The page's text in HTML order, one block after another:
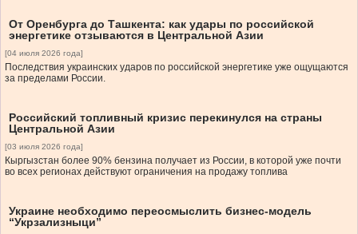
От Оренбурга до Ташкента: как удары по российской
энергетике отзываются в Центральной Азии
[04 июля 2026 года]
Последствия украинских ударов по российской энергетике уже ощущаются
за пределами России.
Российский топливный кризис перекинyлся на страны
Центральной Азии
[03 июля 2026 года]
Кыргызстан более 90% бензина получает из России, в которой уже почти
во всех регионах действуют ограничения на продажу топлива
Украине необходимо переосмыслить бизнес-модель
“Укрзализныци”